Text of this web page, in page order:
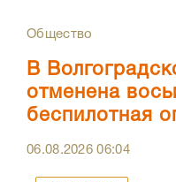
Общество
В
отменена
беспилотная
06.08.202606:04